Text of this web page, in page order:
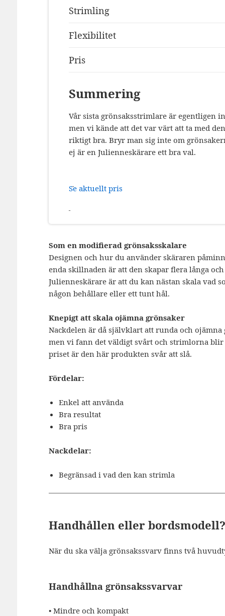
Strimling
Flexibilitet
Pris
Summering
Vår sista grönsaksstrimlare är egentligen
men vi kände att det var värt att ta med
riktigt bra. Bryr man sig inte om
ej är en Julienneskärare ett bra val.
Se aktuellt pris
Som en modifierad grönsaksskalare
Designen och hur du använder skäraren
enda skillnaden är att den skapar flera långa
Julienneskärare är att du kan nästan skala vad
någon behållare eller ett tunt hål.
Knepigt att skala ojämna grönsaker
Nackdelen är då självklart att runda och
men vi fann det väldigt svårt och strimlorna
priset är den här produkten svår att slå.
Fördelar:
Enkel att använda
Bra resultat
Bra pris
Nackdelar:
Begränsad i vad den kan strimla
Handhållen eller bordsmodell?
När du ska välja grönsakssvarv finns två
Handhållna grönsakssvarvar
• Mindre och kompakt